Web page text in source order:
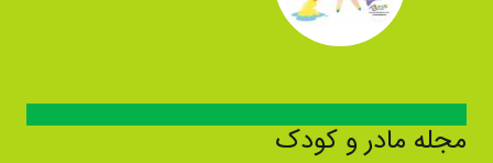
مجله مادر و کودک